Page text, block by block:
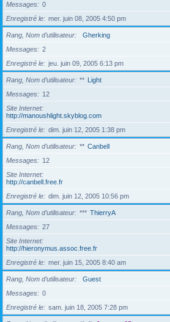
Messages
0
Enregistré le
mer. juin 08, 2005 4:50 pm
Rang, Nom d’utilisateur
Gherking
Messages
2
Enregistré le
jeu. juin 09, 2005 6:13 pm
Rang, Nom d’utilisateur ** Light
Messages
12
Site Internet
http://manoushlight.skyblog.com
Enregistré le
dim. juin 12, 2005 1:38 pm
Rang, Nom d’utilisateur ** Canbell
Messages
12
Site Internet
http://canbell.free.fr
Enregistré le
dim. juin 12, 2005 10:56 pm
Rang, Nom d’utilisateur *** ThierryA
Messages
27
Site Internet
http://hieronymus.assoc.free.fr
Enregistré le
mer. juin 15, 2005 8:40 am
Rang, Nom d’utilisateur
Guest
Messages
0
Enregistré le
sam. juin 18, 2005 7:28 pm